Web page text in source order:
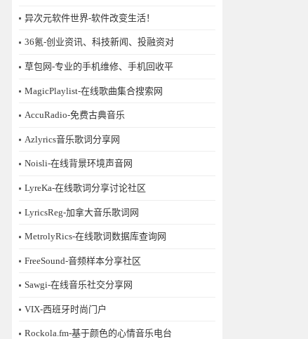
异次元软件世界-软件改变生活！
36氪-创业资讯、科技新闻、投融资对
草包网-专业的手机维修、手机回收平
MagicPlaylist-在线歌曲集合搜索网
AccuRadio-免费古典音乐
Azlyrics音乐歌词分享网
Noisli-在线背景环境声音网
LyreKa-在线歌词分享讨论社区
LyricsReg-加拿大音乐歌词网
MetrolyRics-在线歌词数据库查询网
FreeSound-音频样本分享社区
Sawgi-在线音乐社交分享网
​VIX-西班牙时尚门户
Rockola.fm-基于颜色的心情音乐电台